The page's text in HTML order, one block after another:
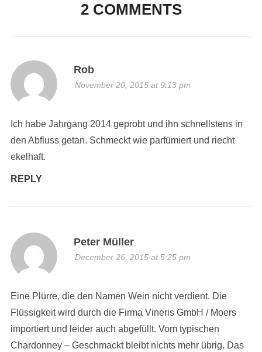
2 COMMENTS
Rob
November 20, 2015 at 9:13 pm
Ich habe Jahrgang 2014 geprobt und ihn schnellstens in
den Abfluss getan. Schmeckt wie parfümiert und riecht
ekelhaft.
REPLY
Peter Müller
December 26, 2015 at 5:25 pm
Eine Plürre, die den Namen Wein nicht verdient. Die
Flüssigkeit wird durch die Firma Vineris GmbH / Moers
importiert und leider auch abgefüllt. Vom typischen
Chardonney – Geschmackt bleibt nichts mehr übrig. Das